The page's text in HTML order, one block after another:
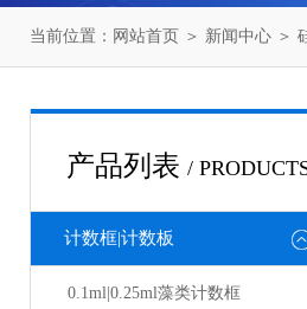
当前位置： 网站首页 ＞ 新闻中心 ＞
产品列表 /
计数框|计数板
0.1ml|0.25ml藻类计数框